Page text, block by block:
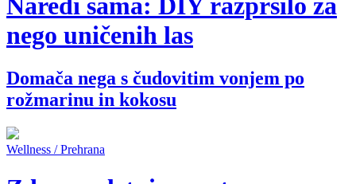
Naredi sama: DIY razpršilo za
nego uničenih las
Domača nega s čudovitim vonjem po
rožmarinu in kokosu
Wellness / Prehrana